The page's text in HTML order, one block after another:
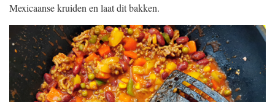
Mexicaanse kruiden en laat dit bakken.